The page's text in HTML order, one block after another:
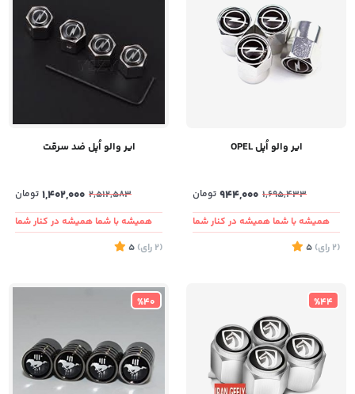
ایر والو اُپل OPEL
1,695,433
944,000 تومان
همیشه با شما همیشه در کنار شما
(2 رای)
5
ایر والو اُپل ضد سرقت
2,512,583
1,402,000 تومان
همیشه با شما همیشه در کنار شما
(2 رای)
5
%44
%40